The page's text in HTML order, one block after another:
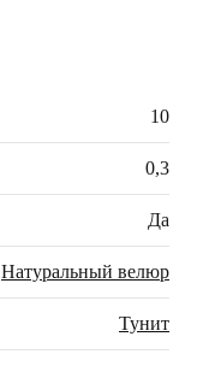
10
0,3
Да
Натуральный велюр
Тунит